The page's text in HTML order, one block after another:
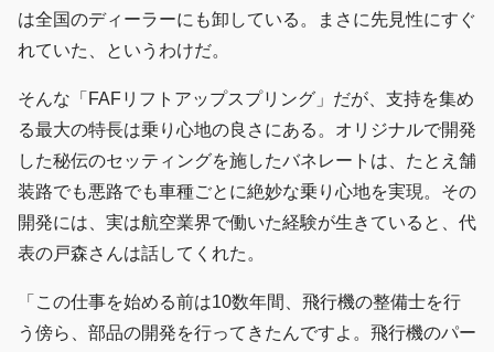
は全国のディーラーにも卸している。まさに先見性にすぐ
れていた、というわけだ。
そんな「FAFリフトアップスプリング」だが、支持を集め
る最大の特長は乗り心地の良さにある。オリジナルで開発
した秘伝のセッティングを施したバネレートは、たとえ舗
装路でも悪路でも車種ごとに絶妙な乗り心地を実現。その
開発には、実は航空業界で働いた経験が生きていると、代
表の戸森さんは話してくれた。
「この仕事を始める前は10数年間、飛行機の整備士を行
う傍ら、部品の開発を行ってきたんですよ。飛行機のパー